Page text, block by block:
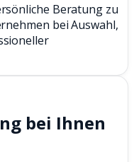
Beratung zu
bei Auswahl,
bei Ihnen